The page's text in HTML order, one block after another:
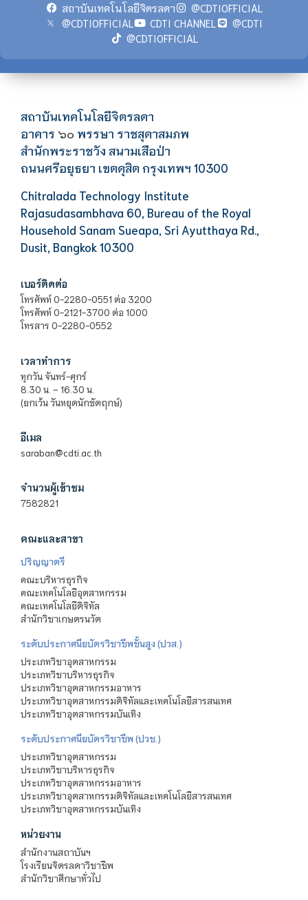
สถาบันเทคโนโลยีจิตรลดา
@CDTIOFFICIAL
@CDTIOFFICIAL
CDTI CHANNEL
@CDTI
@CDTIOFFICIAL
สถาบันเทคโนโลยีจิตรลดา
อาคาร ๖๐ พรรษา ราชสุดาสมภพ
สำนักพระราชวัง สนามเสือป่า
ถนนศรีอยุธยา เขตดุสิต กรุงเทพฯ 10300
Chitralada Technology Institute
Rajasudasambhava 60, Bureau of the Royal
Household Sanam Sueapa, Sri Ayutthaya Rd.,
Dusit, Bangkok 10300
เบอร์ติดต่อ
โทรศัพท์ 0-2280-0551 ต่อ 3200
โทรศัพท์ 0-2121-3700 ต่อ 1000
โทรสาร 0-2280-0552
เวลาทำการ
ทุกวัน จันทร์-ศุกร์
8.30 น. – 16.30 น.
(ยกเว้น วันหยุดนักขัตฤกษ์)
อีเมล
saraban@cdti.ac.th
จำนวนผู้เข้าชม
7582821
คณะและสาขา
ปริญญาตรี
คณะบริหารธุรกิจ
คณะเทคโนโลยีอุตสาหกรรม
คณะเทคโนโลยีดิจิทัล
สำนักวิชาเกษตรนวัต
ระดับประกาศนียบัตรวิชาชีพชั้นสูง (ปวส.)
ประเภทวิชาอุตสาหกรรม
ประเภทวิชาบริหารธุรกิจ
ประเภทวิชาอุตสาหกรรมอาหาร
ประเภทวิชาอุตสาหกรรมดิจิทัลและเทคโนโลยีสารสนเทศ
ประเภทวิชาอุตสาหกรรมบันเทิง
ระดับประกาศนียบัตรวิชาชีพ (ปวช.)
ประเภทวิชาอุตสาหกรรม
ประเภทวิชาบริหารธุรกิจ
ประเภทวิชาอุตสาหกรรมอาหาร
ประเภทวิชาอุตสาหกรรมดิจิทัลและเทคโนโลยีสารสนเทศ
ประเภทวิชาอุตสาหกรรมบันเทิง
หน่วยงาน
สำนักงานสถาบันฯ
โรงเรียนจิตรลดาวิชาชีพ
สำนักวิชาศึกษาทั่วไป